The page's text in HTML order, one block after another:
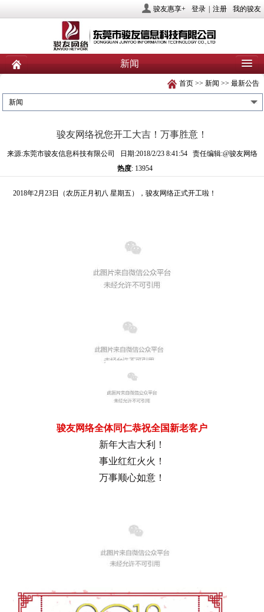
骏友惠享+ 登录 注册 我的骏友
新闻
新闻
产品 业务服务 社会责任
人力资源 投资者关系 联系我们
首页 >> 新闻 >> 最新公告
新闻
骏友网络祝您开工大吉！万事胜意！
来源:东莞市骏友信息科技有限公司 日期:2018/2/23 8:41:54 责任编辑:@骏友网络
热度: 13954
2018年2月23日（农历正月初八 星期五），骏友网络正式开工啦！
开工大吉
骏友网络全体同仁恭祝全国新老客户
新年大吉大利！
事业红红火火！
万事顺心如意！